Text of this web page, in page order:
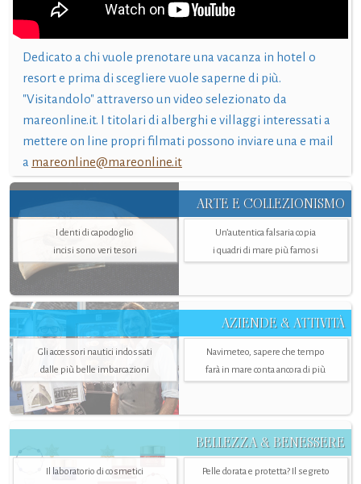
Dedicato a chi vuole prenotare una vacanza in hotel o
resort e prima di scegliere vuole saperne di più.
"Visitandolo" attraverso un video selezionato da
mareonline.it. I titolari di alberghi e villaggi interessati a
mettere on line propri filmati possono inviare una e mail
a mareonline@mareonline.it
ARTE E COLLEZIONISMO
I denti di capodoglio
incisi sono veri tesori
Un’autentica falsaria copia
i quadri di mare più famosi
AZIENDE & ATTIVITÀ
Gli accessori nautici indossati
dalle più belle imbarcazioni
Navimeteo, sapere che tempo
farà in mare conta ancora di più
BELLEZZA & BENESSERE
Il laboratorio di cosmetici
Pelle dorata e protetta? Il segreto